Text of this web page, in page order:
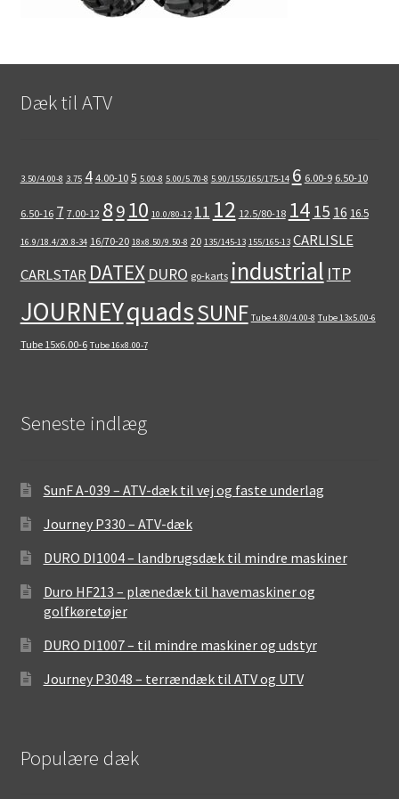
Dæk til ATV
3.50/4.00-8 3.75 4 4.00-10 5 5.00-8 5.00/5.70-8 5.90/155/165/175-14 6 6.00-9 6.50-10
6.50-16 7 7.00-12 89 10 10.0/80-12 11 12 12.5/80-18 14 15 16 16.5
16.9/18.4/20.8-34 16/70-20 18x8.50/9.50-8 20 135/145-13 155/165-13 CARLISLE
CARLSTAR DATEX DURO go-karts industrial ITP
JOURNEYquadsSUNF Tube 4.80/4.00-8 Tube 13x5.00-6
Tube 15x6.00-6 Tube 16x8.00-7
Seneste indlæg
SunF A-039 – ATV-dæk til vej og faste underlag
Journey P330 – ATV-dæk
DURO DI1004 – landbrugsdæk til mindre maskiner
Duro HF213 – plænedæk til havemaskiner og
golfkøretøjer
DURO DI1007 – til mindre maskiner og udstyr
Journey P3048 – terrændæk til ATV og UTV
Populære dæk